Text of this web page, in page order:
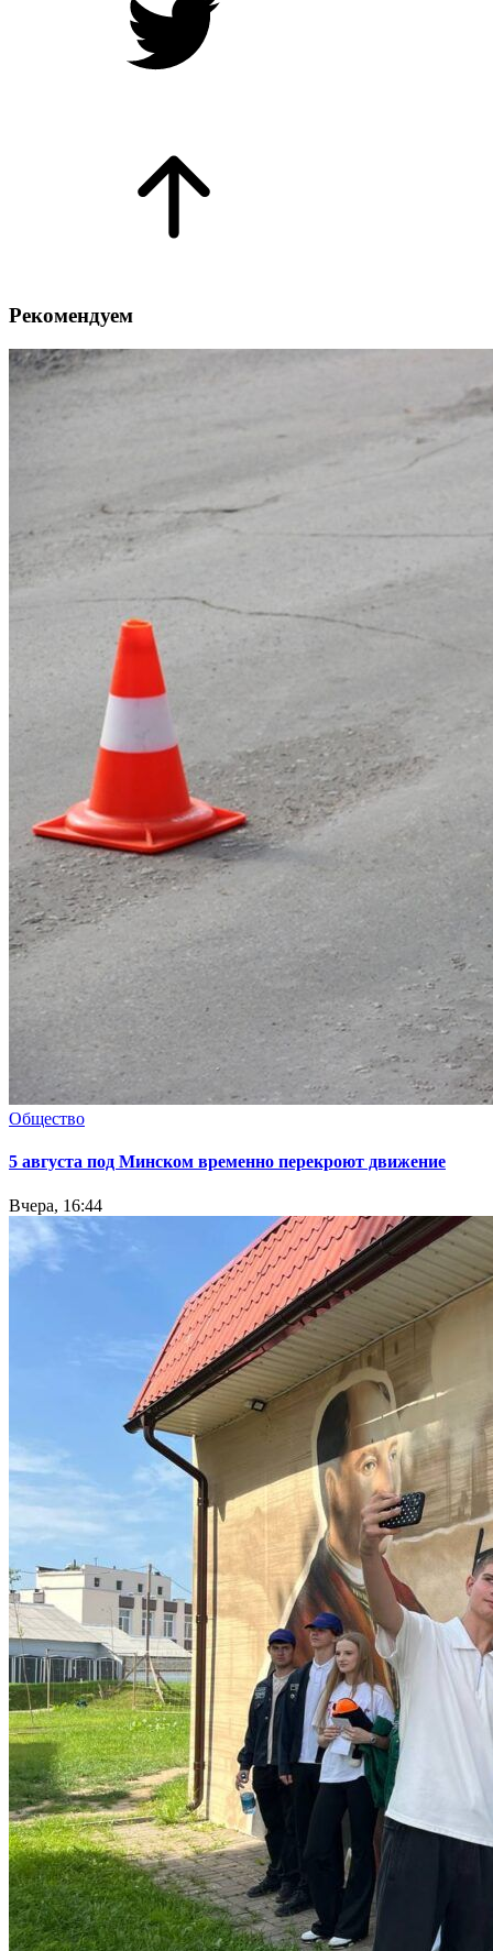
Рекомендуем
Общество
5 августа под Минском временно перекроют движение
Вчера, 16:44